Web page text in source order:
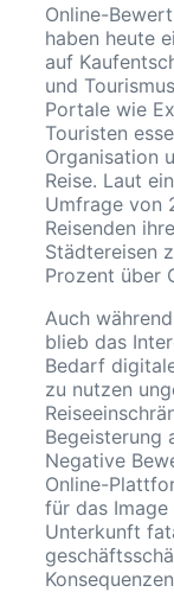
Online-
haben heute
auf
und
Portale wie
Touristen
Organisation
Reise. Laut
Umfrage von
Reisenden
Städtereisen
Prozent über
Auch
blieb das
Bedarf
zu nutzen
Begeisterung
Negative
Online-
für das Image
Unterkunft